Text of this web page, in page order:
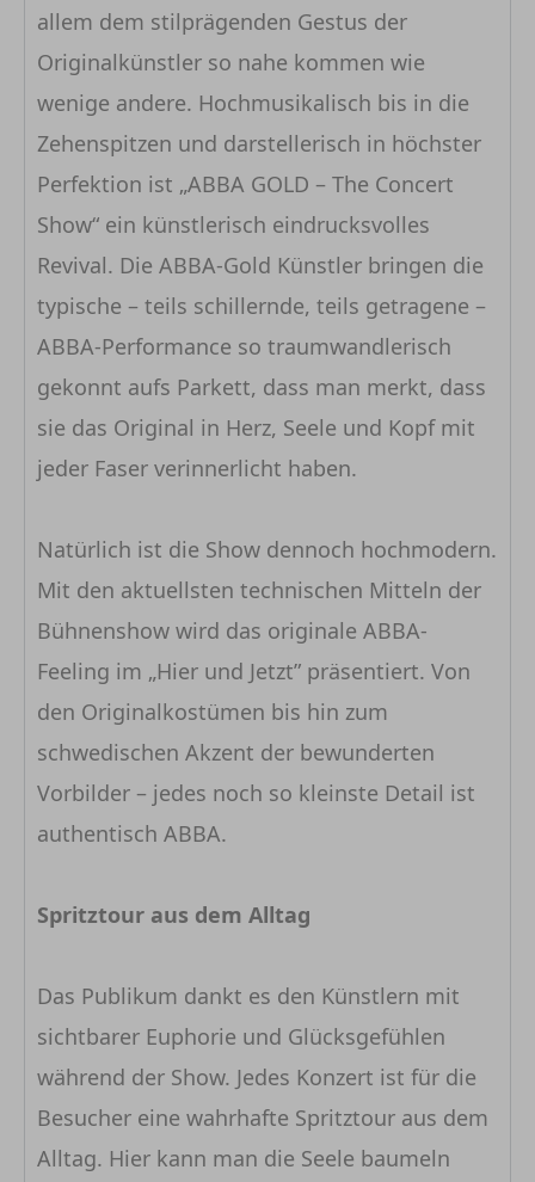
allem dem stilprägenden Gestus der
Originalkünstler so nahe kommen wie
wenige andere. Hochmusikalisch bis in die
Zehenspitzen und darstellerisch in höchster
Perfektion ist „ABBA GOLD – The Concert
Show“ ein künstlerisch eindrucksvolles
Revival. Die ABBA-Gold Künstler bringen die
typische – teils schillernde, teils getragene –
ABBA-Performance so traumwandlerisch
gekonnt aufs Parkett, dass man merkt, dass
sie das Original in Herz, Seele und Kopf mit
jeder Faser verinnerlicht haben.
Natürlich ist die Show dennoch hochmodern.
Mit den aktuellsten technischen Mitteln der
Bühnenshow wird das originale ABBA-
Feeling im „Hier und Jetzt” präsentiert. Von
den Originalkostümen bis hin zum
schwedischen Akzent der bewunderten
Vorbilder – jedes noch so kleinste Detail ist
authentisch ABBA.
Spritztour aus dem Alltag
Das Publikum dankt es den Künstlern mit
sichtbarer Euphorie und Glücksgefühlen
während der Show. Jedes Konzert ist für die
Besucher eine wahrhafte Spritztour aus dem
Alltag. Hier kann man die Seele baumeln